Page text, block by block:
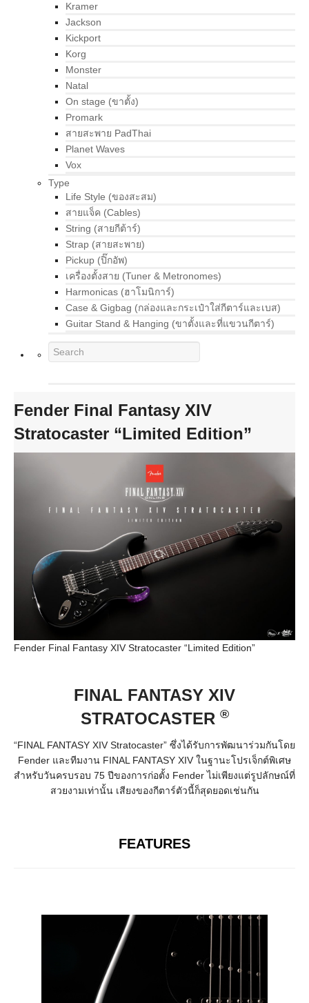
Kramer
Jackson
Kickport
Korg
Monster
Natal
On stage (ขาตั้ง)
Promark
สายสะพาย PadThai
Planet Waves
Vox
Type
Life Style (ของสะสม)
สายแจ็ค (Cables)
String (สายกีต้าร์)
Strap (สายสะพาย)
Pickup (ปิ๊กอัพ)
เครื่องตั้งสาย (Tuner & Metronomes)
Harmonicas (ฮาโมนิการ์)
Case & Gigbag (กล่องและกระเป๋าใส่กีตาร์และเบส)
Guitar Stand & Hanging (ขาตั้งและที่แขวนกีตาร์)
Fender Final Fantasy XIV
Stratocaster “Limited Edition”
Fender Final Fantasy XIV Stratocaster “Limited Edition”
FINAL FANTASY XIV
STRATOCASTER ®
“FINAL FANTASY XIV Stratocaster” ซึ่งได้รับการพัฒนาร่วมกันโดย
Fender และทีมงาน FINAL FANTASY XIV ในฐานะโปรเจ็กต์พิเศษ
สำหรับวันครบรอบ 75 ปีของการก่อตั้ง Fender ไม่เพียงแต่รูปลักษณ์ที่
สวยงามเท่านั้น เสียงของกีตาร์ตัวนี้ก็สุดยอดเช่นกัน
FEATURES